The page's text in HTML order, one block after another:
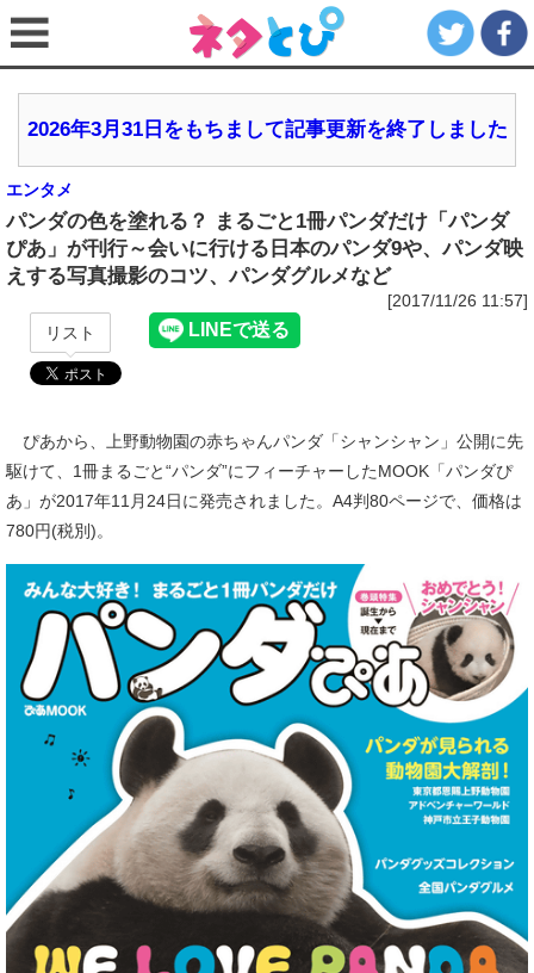
2026年3月31日をもちまして記事更新を終了しました
エンタメ
パンダの色を塗れる？ まるごと1冊パンダだけ「パンダ
ぴあ」が刊行～会いに行ける日本のパンダ9や、パンダ映
えする写真撮影のコツ、パンダグルメなど
[2017/11/26 11:57]
リスト
ぴあから、上野動物園の赤ちゃんパンダ「シャンシャン」公開に先
駆けて、1冊まるごと“パンダ”にフィーチャーしたMOOK「パンダぴ
あ」が2017年11月24日に発売されました。A4判80ページで、価格は
780円(税別)。